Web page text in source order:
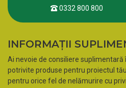
0332 800 800
INFORMAȚII
Ai nevoie de consiliere
potrivite produse pentru proiectul
pentru orice fel de nelămurire cu